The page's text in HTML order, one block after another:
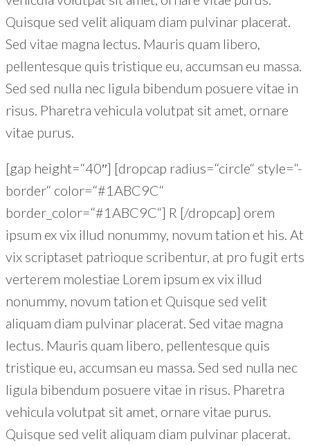
Quisque sed velit aliquam diam pulvinar placerat.
Sed vitae magna lectus. Mauris quam libero,
pellentesque quis tristique eu, accumsan eu massa.
Sed sed nulla nec ligula bibendum posuere vitae in
risus. Pharetra vehicula volutpat sit amet, ornare
vitae purus.
[gap height=“40″] [dropcap radius=“circle“ style=“-
border“ color=“#1ABC9C“
border_color=“#1ABC9C“] R [/dropcap] orem
ipsum ex vix illud nonummy, novum tation et his. At
vix scriptaset patrioque scribentur, at pro fugit erts
verterem molestiae Lorem ipsum ex vix illud
nonummy, novum tation et Quisque sed velit
aliquam diam pulvinar placerat. Sed vitae magna
lectus. Mauris quam libero, pellentesque quis
tristique eu, accumsan eu massa. Sed sed nulla nec
ligula bibendum posuere vitae in risus. Pharetra
vehicula volutpat sit amet, ornare vitae purus.
Quisque sed velit aliquam diam pulvinar placerat.